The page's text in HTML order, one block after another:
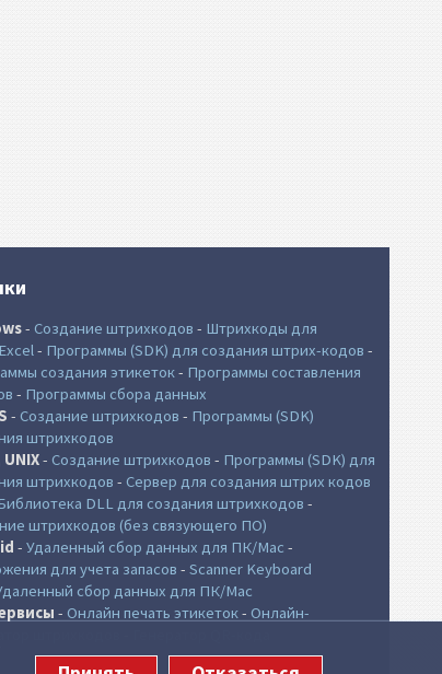
- Создание штрихкодов - Штрихкоды для
- Программы (SDK) для создания штрих-кодов -
создания этикеток- Программы составления
- Программы сбора данных
- Создание штрихкодов - Программы (SDK)
штрихкодов
- Создание штрихкодов - Программы (SDK) для
штрихкодов - Сервер для создания штрих кодов
DLL для создания штрихкодов -
штрихкодов (без связующего ПО)
- Удаленный сбор данных для ПК/Mac -
для учета запасов - Scanner Keyboard
сбор данных для ПК/Mac
- Онлайн печать этикеток- Онлайн-